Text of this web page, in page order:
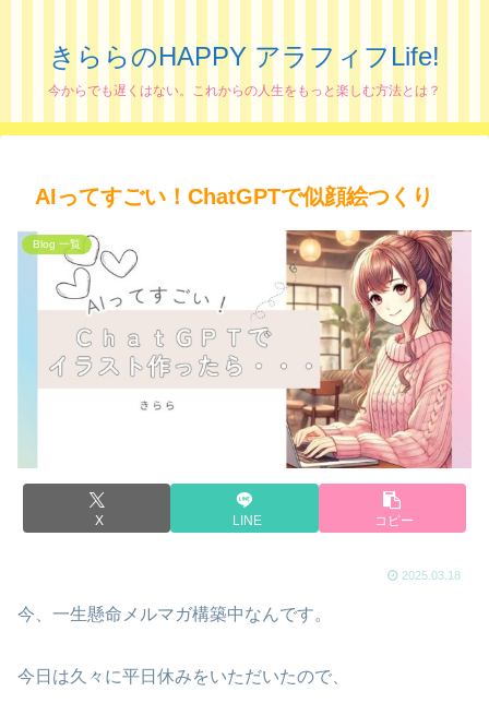
きららのHAPPY アラフィフLife!
今からでも遅くはない。これからの人生をもっと楽しむ方法とは？
AIってすごい！ChatGPTで似顔絵つくり
Blog 一覧
X LINE コピー
2025.03.18
今、一生懸命メルマガ構築中なんです。
今日は久々に平日休みをいただいたので、